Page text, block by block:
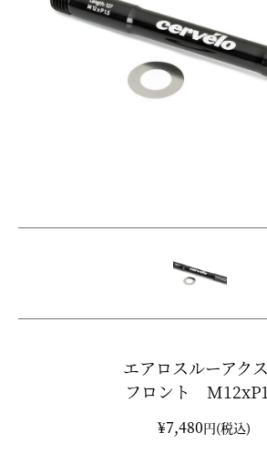
エアロスルーアク
フロント
¥7,480円(税込)